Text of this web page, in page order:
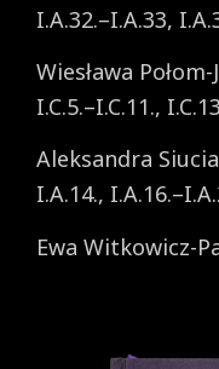
I.A.32.–I.A.33,
Wiesława
I.C.5.–I.C.11.,
Aleksandra
I.A.14.,
Ewa Witkowicz-